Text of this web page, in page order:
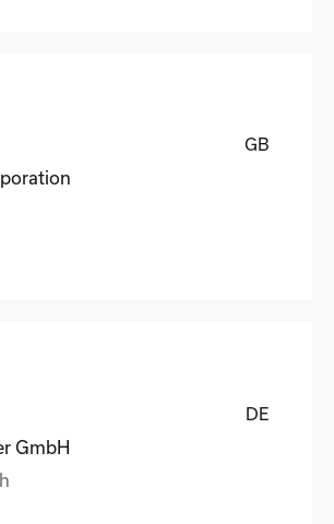
GB
DE
GmbH